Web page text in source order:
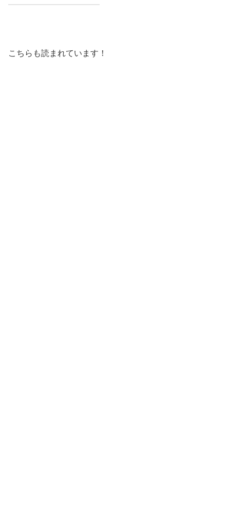
こちらも読まれています！